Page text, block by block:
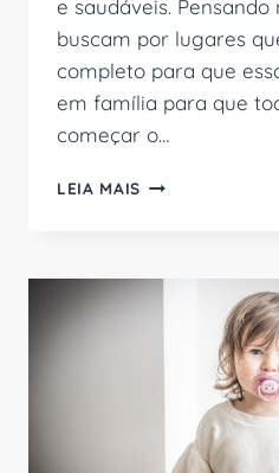
e saudáveis. Pensando
buscam por lugares
completo para que
em família para que
começar o…
LEIA MAIS
CAFÉ
FAMÍLIA